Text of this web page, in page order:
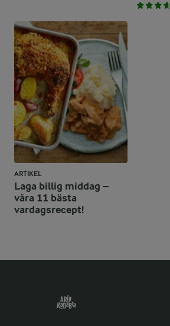
ARTIKEL
Laga billig middag –
våra 11 bästa
vardagsrecept!